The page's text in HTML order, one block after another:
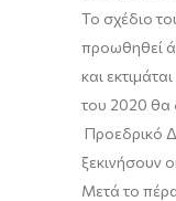
Το σχέδιο
προωθηθεί
και
του 2020 θα
Προεδρικό
ξεκινήσουν
Μετά το